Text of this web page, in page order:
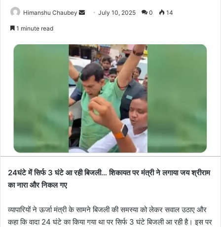
Himanshu Chaubey July 10, 2025 0 14
1 minute read
24घंटे में सिर्फ 3 घंटे आ रही बिजली… शिकायत पर मंत्री ने लगाया जय श्रीराम
का नारा और निकल गए
व्यापारियों ने ऊर्जा मंत्री के सामने बिजली की समस्या को लेकर सवाल उठाए और
कहा कि वादा 24 घंटे का किया गया था पर सिर्फ 3 घंटे बिजली आ रही है। इस पर